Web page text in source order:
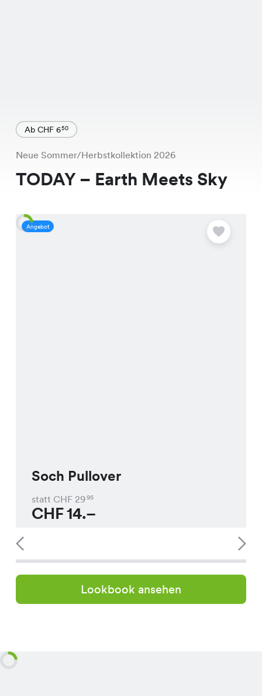
Ab CHF 650
Neue Sommer/Herbstkollektion 2026
TODAY – Earth Meets Sky
Angebot
Soch Pullover
statt CHF 2995
CHF14.–
Lookbook ansehen